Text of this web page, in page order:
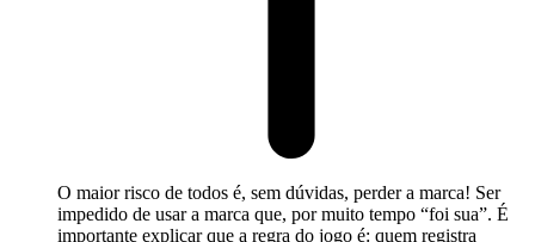
O maior risco de todos é, sem dúvidas, perder a marca! Ser
impedido de usar a marca que, por muito tempo “foi sua”. É
importante explicar que a regra do jogo é: quem registra